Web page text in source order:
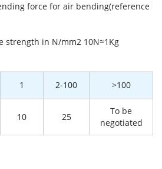
force for air bending(reference
strength in N/mm2 10N≈1Kg
1 2-100 >100
10 25
To be
negotiated